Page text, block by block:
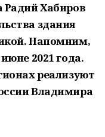
Радий Хабиров
здания
Напомним,
2021 года.
реализуют
Владимира